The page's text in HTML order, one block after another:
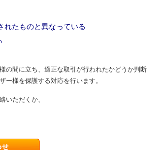
れたものと異なっている
の間に立ち、適正な取引が行われたかどうか判断
ー様を保護する対応を行います。
いただくか、